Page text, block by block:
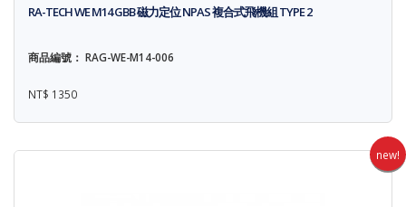
RA-TECH WE M14 GBB 磁力定位 NPAS 複合式飛機組 TYPE 2
商品編號： RAG-WE-M14-006
NT$ 1350
new!